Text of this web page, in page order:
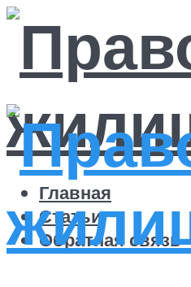
Главная
Статьи
Обратная связь